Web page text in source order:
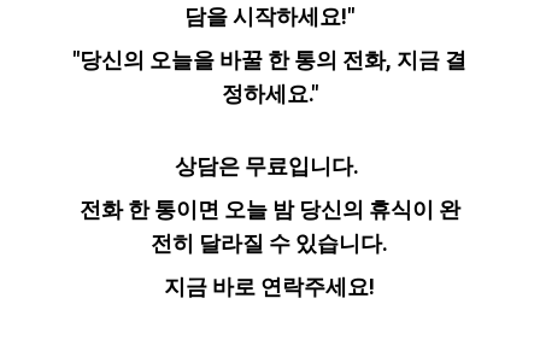
담을 시작하세요!"
"당신의 오늘을 바꿀 한 통의 전화, 지금 결
정하세요."
상담은 무료입니다.
전화 한 통이면 오늘 밤 당신의 휴식이 완
전히 달라질 수 있습니다.
지금 바로 연락주세요!